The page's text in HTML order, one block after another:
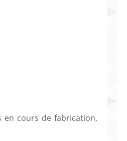
cours de fabrication,